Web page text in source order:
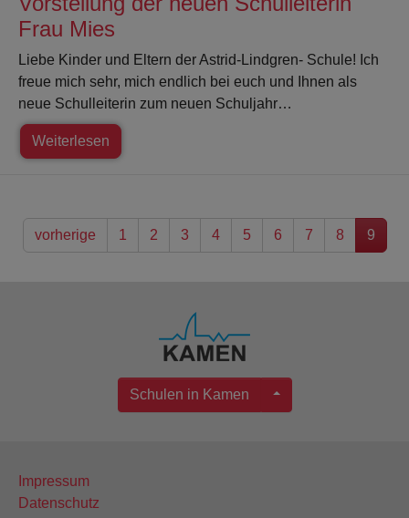
Frau Mies
Liebe Kinder und Eltern der Astrid-Lindgren- Schule! Ich
freue mich sehr, mich endlich bei euch und Ihnen als
neue Schulleiterin zum neuen Schuljahr…
Weiterlesen
vorherige 1 2 3 4 5 6 7 8 9
Schulen in Kamen
Impressum
Datenschutz